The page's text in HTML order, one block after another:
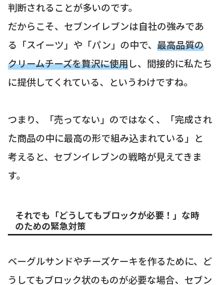
判断されることが多いのです。
だからこそ、セブンイレブンは自社の強みであ
る「スイーツ」や「パン」の中で、 最高品質の
クリームチーズを贅沢に使用し、間接的に私たち
に提供してくれている、というわけですね。
つまり、「売ってない」のではなく、「完成され
た商品の中に最高の形で組み込まれている」と
考えると、セブンイレブンの戦略が見えてきま
す。
それでも「どうしてもブロックが必要！」な時
のための緊急対策
ベーグルサンドやチーズケーキを作るために、ど
うしてもブロック状のものが必要な場合、セブン